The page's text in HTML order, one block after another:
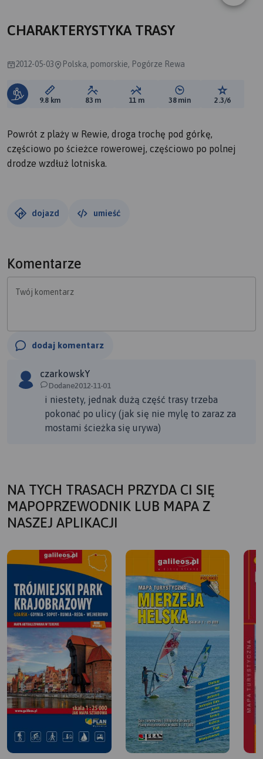
CHARAKTERYSTYKA TRASY
2012-05-03 Polska, pomorskie, Pogórze Rewa
Długość trasy:
9.8 km Suma przewyższeń:
83 m Suma spadków:
11 m Średni czas potrzebny
38 min Ocena
2.3/6
Powrót z plaży w Rewie, droga trochę pod górkę,
częściowo po ścieżce rowerowej, częściowo po polnej
drodze wzdłuż lotniska.
dojazd umieść
Komentarze
Twój komentarz
dodaj komentarz
czarkowskY
Dodane2012-11-01
i niestety, jednak dużą część trasy trzeba
pokonać po ulicy (jak się nie mylę to zaraz za
mostami ścieżka się urywa)
NA TYCH TRASACH PRZYDA CI SIĘ
MAPOPRZEWODNIK LUB MAPA Z
NASZEJ APLIKACJI